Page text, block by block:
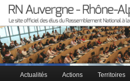
RN Auvergne –
Le site officiel des élus RN à la région
Menu principal
Aller au contenu principal
Aller au contenu secondaire
Actualités Actions Territoires